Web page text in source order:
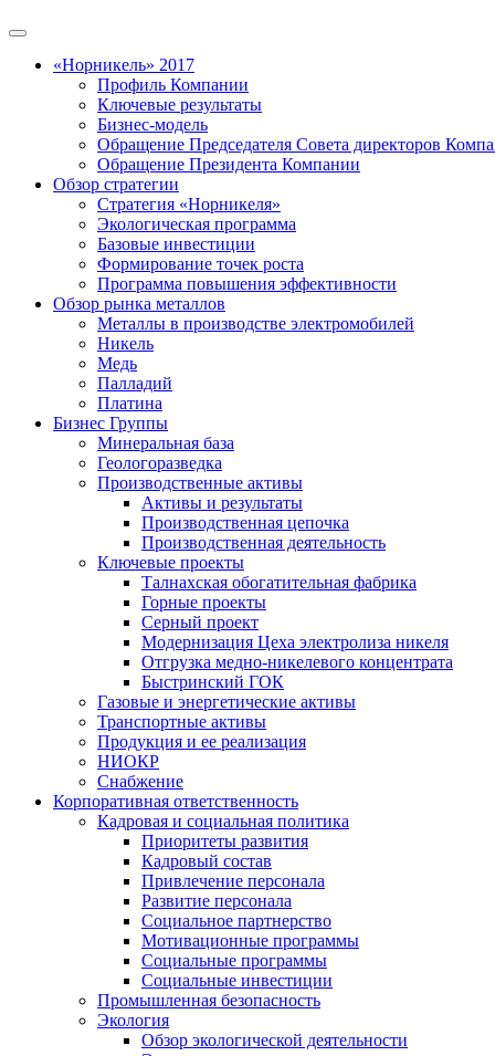
«Норникель» 2017
Профиль Компании
Ключевые результаты
Бизнес-модель
Обращение Председателя Совета директоров
Обращение Президента Компании
Обзор стратегии
Стратегия «Норникеля»
Экологическая программа
Базовые инвестиции
Формирование точек роста
Программа повышения эффективности
Обзор рынка металлов
Металлы в производстве электромобилей
Никель
Медь
Палладий
Платина
Бизнес Группы
Минеральная база
Геологоразведка
Производственные активы
Активы и результаты
Производственная цепочка
Производственная деятельность
Ключевые проекты
Талнахская обогатительная фабрика
Горные проекты
Серный проект
Модернизация Цеха электролиза никеля
Отгрузка медно-никелевого концентрата
Быстринский ГОК
Газовые и энергетические активы
Транспортные активы
Продукция и ее реализация
НИОКР
Снабжение
Корпоративная ответственность
Кадровая и социальная политика
Приоритеты развития
Кадровый состав
Привлечение персонала
Развитие персонала
Социальное партнерство
Мотивационные программы
Социальные программы
Социальные инвестиции
Промышленная безопасность
Экология
Обзор экологической деятельности